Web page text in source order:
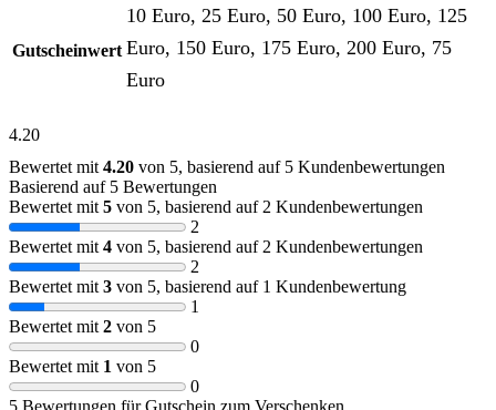
Gutscheinwert
10 Euro, 25 Euro, 50 Euro, 100 Euro, 125
Euro, 150 Euro, 175 Euro, 200 Euro, 75
Euro
4.20
Bewertet mit 4.20 von 5, basierend auf 5 Kundenbewertungen
Basierend auf 5 Bewertungen
Bewertet mit 5 von 5, basierend auf 2 Kundenbewertungen
2
Bewertet mit 4 von 5, basierend auf 2 Kundenbewertungen
2
Bewertet mit 3 von 5, basierend auf 1 Kundenbewertung
1
Bewertet mit 2 von 5
0
Bewertet mit 1 von 5
0
5 Bewertungen fürGutschein zum Verschenken